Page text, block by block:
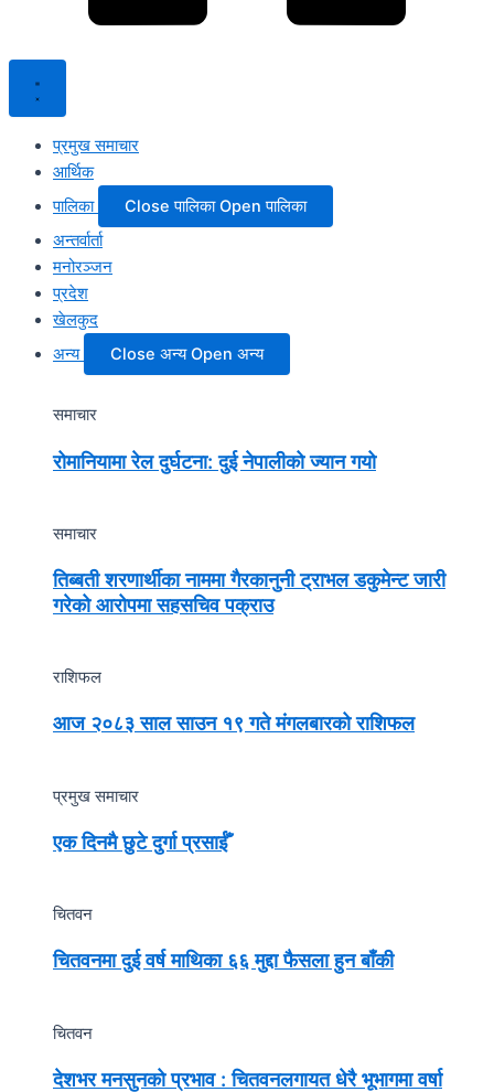
प्रमुख समाचार
आर्थिक
पालिका
Close पालिका Open पालिका
अन्तर्वार्ता
मनोरञ्जन
प्रदेश
खेलकुद
अन्य
Close अन्य Open अन्य
समाचार
रोमानियामा रेल दुर्घटना: दुई नेपालीको ज्यान गयो
समाचार
तिब्बती शरणार्थीका नाममा गैरकानुनी ट्राभल डकुमेन्ट जारी
गरेको आरोपमा सहसचिव पक्राउ
राशिफल
आज २०८३ साल साउन १९ गते मंगलबारको राशिफल
प्रमुख समाचार
एक दिनमै छुटे दुर्गा प्रसाईँ
चितवन
चितवनमा दुई वर्ष माथिका ६६ मुद्दा फैसला हुन बाँकी
चितवन
देशभर मनसुनको प्रभाव : चितवनलगायत धेरै भूभागमा वर्षा